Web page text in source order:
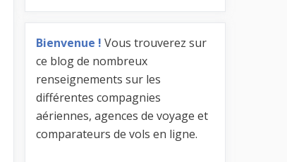
Bienvenue ! Vous trouverez sur
ce blog de nombreux
renseignements sur les
différentes compagnies
aériennes, agences de voyage et
comparateurs de vols en ligne.